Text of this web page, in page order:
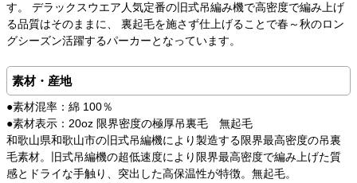
す。 デラックスウエア人気定番の旧式吊編み機で高密度で編み上げ
る品質はそのままに、 裏起毛を施さず仕上げることで春～秋のロン
グシーズン活躍するパーカーとなっています。
素材・産地
●素材混率：綿 100％
●素材表示：20oz 限界密度の極厚吊裏毛 無起毛
和歌山県和歌山市の旧式吊編機により製造する限界最高密度の吊裏
毛素材。旧式吊編機の超低速度により限界最高密度で編み上げた質
感とドライな手触り、突出した高保温性が特徴。無起毛。